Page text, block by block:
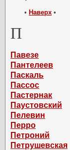
• Наверх •
П
Павезе
Пантелеев
Паскаль
Пассос
Пастернак
Паустовский
Пелевин
Перро
Петроний
Петрушевская